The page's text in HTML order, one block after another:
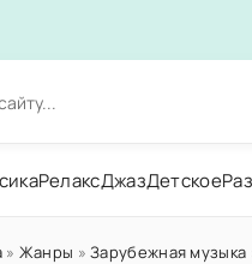
РелаксДжазДетское
» Жанры »Зарубежная музыка